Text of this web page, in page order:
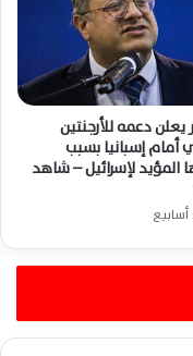
يعلن دعمه للأرجنتين
إسبانيا بسبب
المؤيد لإسرائيل – شاهد